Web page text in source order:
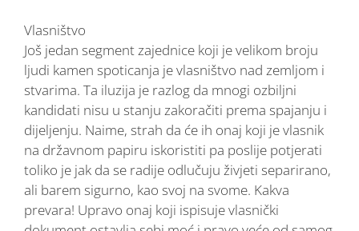
Vlasništvo
Još jedan segment zajednice koji je velikom broju
ljudi kamen spoticanja je vlasništvo nad zemljom i
stvarima. Ta iluzija je razlog da mnogi ozbiljni
kandidati nisu u stanju zakoračiti prema spajanju i
dijeljenju. Naime, strah da će ih onaj koji je vlasnik
na državnom papiru iskoristiti pa poslije potjerati
toliko je jak da se radije odlučuju živjeti separirano,
ali barem sigurno, kao svoj na svome. Kakva
prevara! Upravo onaj koji ispisuje vlasnički